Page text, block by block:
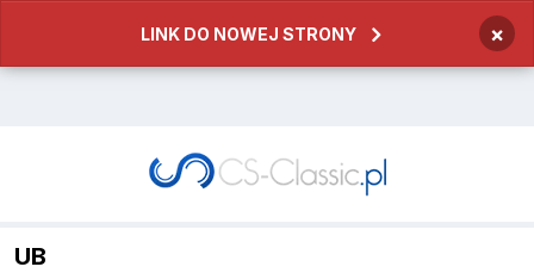
LINK DO NOWEJ STRONY ×
UB